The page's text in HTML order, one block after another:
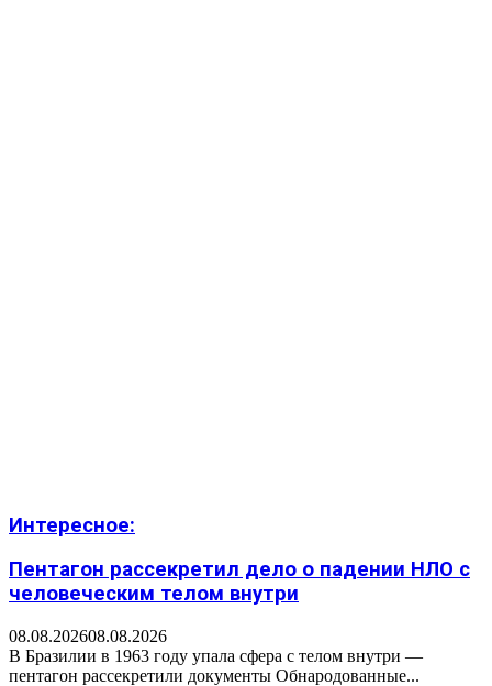
Интересное:
Пентагон рассекретил дело о падении НЛО с
человеческим телом внутри
08.08.202608.08.2026
В Бразилии в 1963 году упала сфера с телом внутри —
пентагон рассекретили документы Обнародованные...